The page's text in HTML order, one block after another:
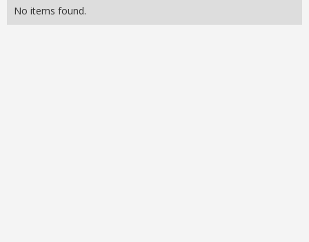
No items found.